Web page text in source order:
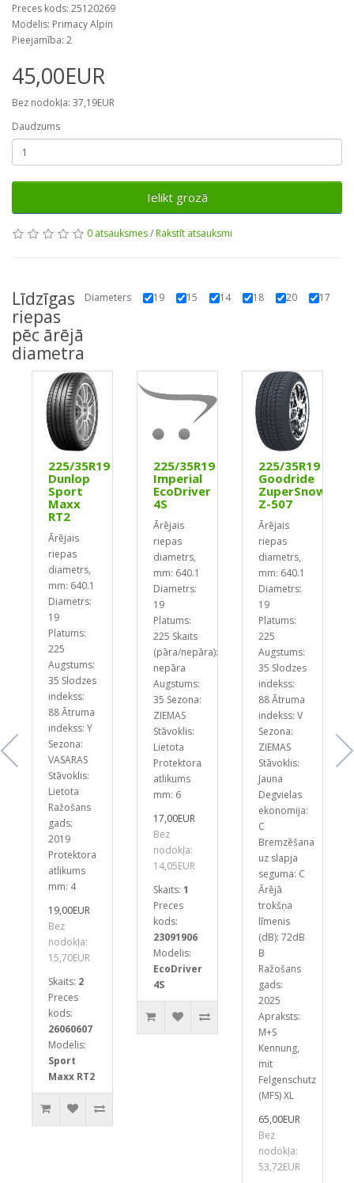
Preces kods: 25120269
Modelis: Primacy Alpin
Pieejamība: 2
45,00EUR
Bez nodokļa: 37,19EUR
Daudzums
Ielikt grozā
0 atsauksmes/Rakstīt atsauksmi
Līdzīgas
riepas
pēc ārējā
diametra
Diameters 19 15 14 18 20 17
225/35R19
Dunlop
Sport
Maxx
RT2
Ārējais
riepas
diametrs,
mm: 640.1
Diametrs:
19
Platums:
225
Augstums:
35 Slodzes
indekss:
88Ātruma
indekss: Y
Sezona:
VASARAS
Stāvoklis:
Lietota
Ražošans
gads:
2019
Protektora
atlikums
mm: 4
19,00EUR
Bez
nodokļa:
15,70EUR
Skaits: 2
Preces
kods:
26060607
Modelis:
Sport
Maxx RT2
225/35R19
Imperial
EcoDriver
4S
Ārējais
riepas
diametrs,
mm: 640.1
Diametrs:
19
Platums:
225 Skaits
(pāra/nepāra):
nepāra
Augstums:
35 Sezona:
ZIEMAS
Stāvoklis:
Lietota
Protektora
atlikums
mm: 6
17,00EUR
Bez
nodokļa:
14,05EUR
Skaits: 1
Preces
kods:
23091906
Modelis:
EcoDriver
4S
225/35R19
Goodride
ZuperSnow
Z-507
Ārējais
riepas
diametrs,
mm: 640.1
Diametrs:
19
Platums:
225
Augstums:
35 Slodzes
indekss:
88Ātruma
indekss: V
Sezona:
ZIEMAS
Stāvoklis:
Jauna
Degvielas
ekonomija:
C
Bremzēšana
uz slapja
seguma: C
Ārējā
trokšņa
līmenis
(dB): 72dB
B
Ražošans
gads:
2025
Apraksts:
M+S
Kennung,
mit
Felgenschutz
(MFS) XL
65,00EUR
Bez
nodokļa:
53,72EUR